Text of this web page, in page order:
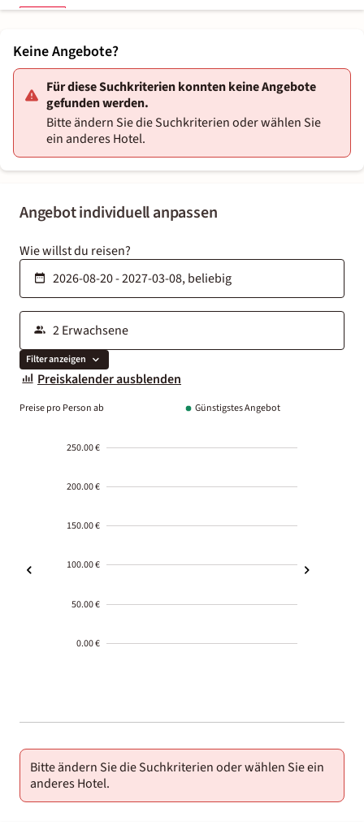
Angebot individuell anpassen
Wie willst du reisen?
Filter anzeigen
Preiskalender ausblenden
Preise pro Person ab Günstigstes Angebot
250.00 €
200.00 €
150.00 €
100.00 €
50.00 €
0.00 €
01-02
Bitte ändern Sie die Suchkriterien oder wählen Sie ein
anderes Hotel.
Keine Angebote?
Für diese Suchkriterien konnten keine Angebote
gefunden werden.
Bitte ändern Sie die Suchkriterien oder wählen Sie
ein anderes Hotel.